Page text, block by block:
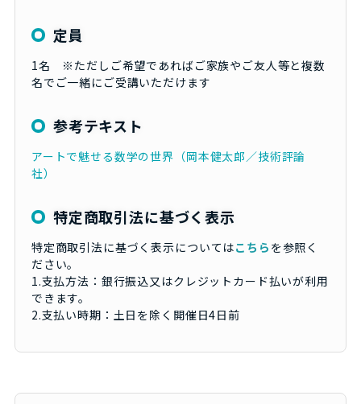
定員
1名 ※ただしご希望であればご家族やご友人等と複数
名でご一緒にご受講いただけます
参考テキスト
アートで魅せる数学の世界（岡本健太郎／技術評論
社）
特定商取引法に基づく表示
特定商取引法に基づく表示についてはこちら を参照く
ださい。
1.支払方法：銀行振込又はクレジットカード払いが利用
できます。
2.支払い時期：土日を除く開催日4日前